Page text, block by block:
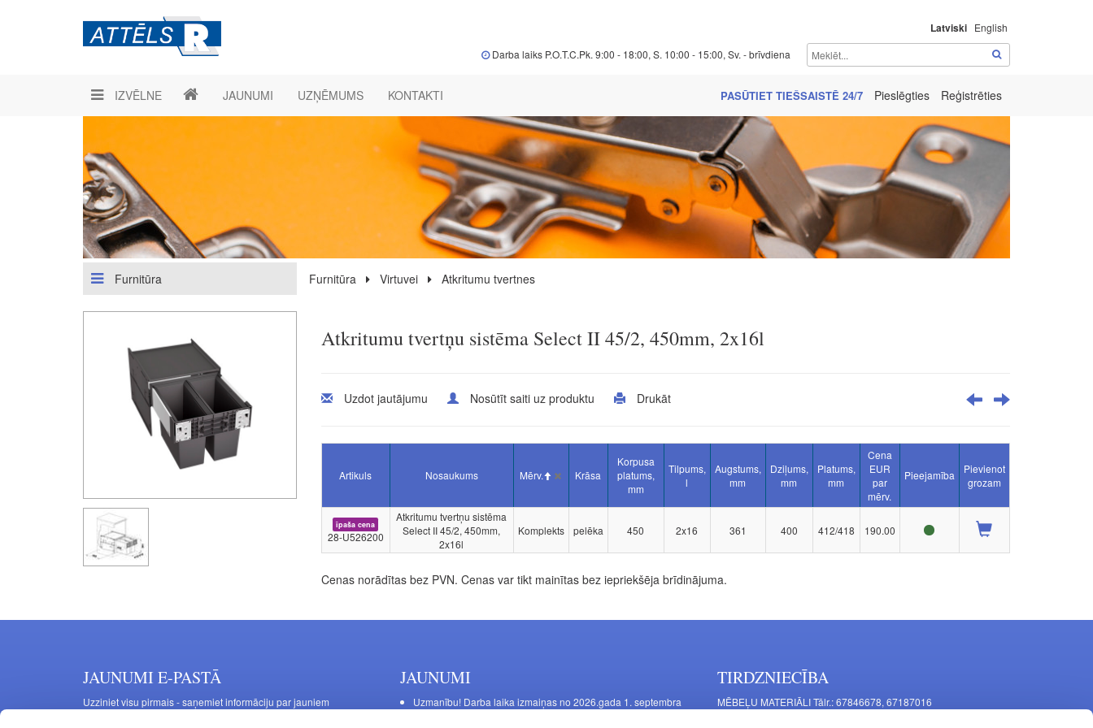
Latviski English
Darba laiks P.O.T.C.Pk. 9:00 - 18:00, S. 10:00 - 15:00, Sv. - brīvdiena
IZVĒLNE JAUNUMI UZŅĒMUMS KONTAKTI PASŪTIET TIEŠSAISTĒ 24/7 Pieslēgties Reģistrēties
Furnitūra Furnitūra Virtuvei Atkritumu tvertnes
Atkritumu tvertņu sistēma Select II 45/2, 450mm, 2x16l
Uzdot jautājumu Nosūtīt saiti uz produktu Drukāt
Artikuls Nosaukums Mērv. Krāsa
Korpusa
platums,
mm
Tilpums,
l
Augstums,
mm
Dziļums,
mm
Platums,
mm
Cena
EUR
par
mērv.
Pieejamība
Pievienot
grozam
īpaša cena
28-U526200
Atkritumu tvertņu sistēma
Select II 45/2, 450mm,
2x16l
Komplekts pelēka 450 2x16 361 400 412/418 190.00
Cenas norādītas bez PVN. Cenas var tikt mainītas bez iepriekšēja brīdinājuma.
JAUNUMI E-PASTĀ
Uzziniet visu pirmais - saņemiet informāciju par jauniem
JAUNUMI
Uzmanību! Darba laika izmaiņas no 2026.gada 1. septembra
TIRDZNIECĪBA
MĒBEĻU MATERIĀLI Tālr.: 67846678, 67187016